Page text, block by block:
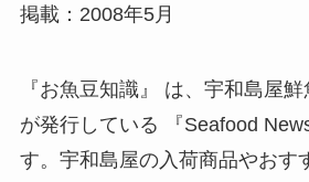
掲載：2008年5月
『お魚豆知識』 は、宇和島屋
が発行している 『Seafood
す。宇和島屋の入荷商品やおす